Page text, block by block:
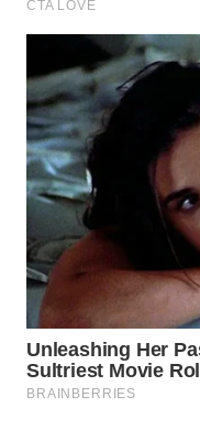
WN
KARO
WN
SIMALUNGUN
WN
LABUHANBATU
WN
TAPANULI
TENGAH
WN DELI
SERDANG